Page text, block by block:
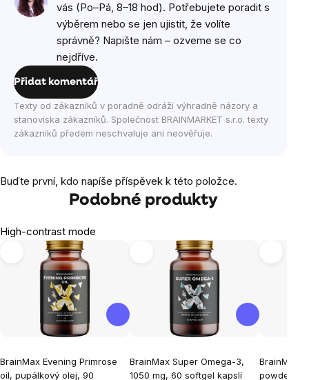
vás (Po–Pá, 8–18 hod). Potřebujete poradit s
výběrem nebo se jen ujistit, že volíte
správně? Napište nám – ozveme se co
nejdříve.
Přidat komentář
Texty od zákazníků v poradně odráží výhradně názory a
stanoviska zákazníků. Společnost BRAINMARKET s.r.o. texty
zákazníků předem neschvaluje ani neověřuje.
Buďte první, kdo napíše příspěvek k této položce.
Podobné produkty
High-contrast mode
BrainMax Evening Primrose
oil, pupálkový olej, 90
BrainMax Super Omega-3,
1050 mg, 60 softgel kapslí
BrainMax
powder,